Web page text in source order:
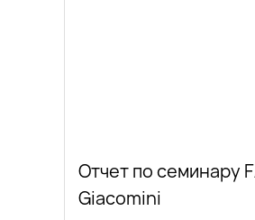
Отчет по семинару
Giacomini